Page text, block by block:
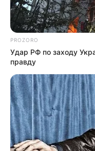
info@groza-
PROZORO
Удар РФ по заходу
правду